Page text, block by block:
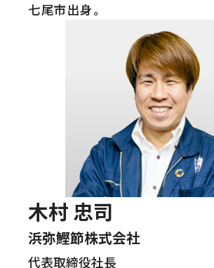
七尾市出身。
木村 忠司
浜弥鰹節株式会社
代表取締役社長